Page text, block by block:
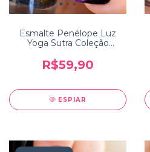
Esmalte Penélope Luz
Yoga Sutra Coleção
R$59,90
ESPIAR